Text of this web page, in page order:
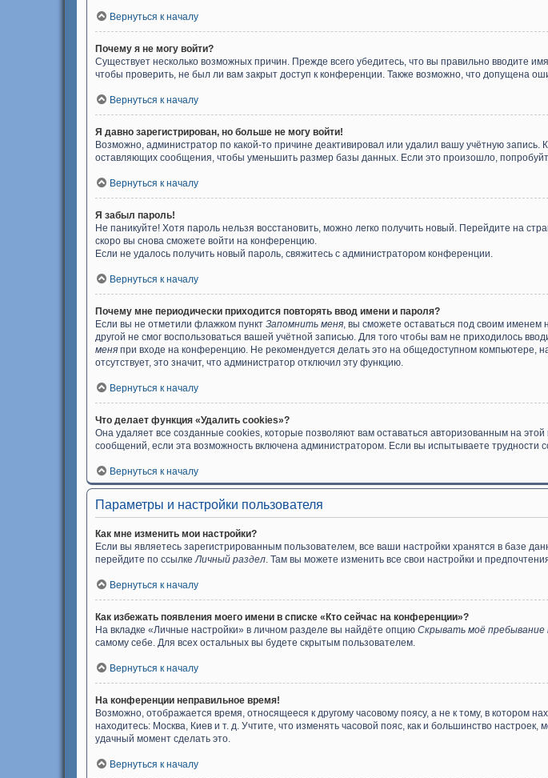
Вернуться к началу
Почему я не могу войти?
Существует несколько возможных причин. Прежде всего убедитесь, что вы правильно вводите
чтобы проверить, не был ли вам закрыт доступ к конференции. Также возможно, что допущена
Вернуться к началу
Я давно зарегистрирован, но больше не могу войти!
Возможно, администратор по какой-то причине деактивировал или удалил вашу учётную
оставляющих сообщения, чтобы уменьшить размер базы данных. Если это произошло, попробуйте
Вернуться к началу
Я забыл пароль!
Не паникуйте! Хотя пароль нельзя восстановить, можно легко получить новый. Перейдите на
скоро вы снова сможете войти на конференцию.
Если не удалось получить новый пароль, свяжитесь с администратором конференции.
Вернуться к началу
Почему мне периодически приходится повторять ввод имени и пароля?
Если вы не отметили флажком пункт Запомнить меня, вы сможете оставаться под своим именем
другой не смог воспользоваться вашей учётной записью. Для того чтобы вам не приходилось
меня при входе на конференцию. Не рекомендуется делать это на общедоступном компьютере,
отсутствует, это значит, что администратор отключил эту функцию.
Вернуться к началу
Что делает функция «Удалить cookies»?
Она удаляет все созданные cookies, которые позволяют вам оставаться авторизованным на
сообщений, если эта возможность включена администратором. Если вы испытываете
Вернуться к началу
Параметры и настройки пользователя
Как мне изменить мои настройки?
Если вы являетесь зарегистрированным пользователем, все ваши настройки хранятся в базе
перейдите по ссылкеЛичный раздел. Там вы можете изменить все свои настройки и
Вернуться к началу
Как избежать появления моего имени в списке «Кто сейчас на конференции»?
На вкладке «Личные настройки» в личном разделе вы найдёте опцию Скрывать моё пребывание
самому себе. Для всех остальных вы будете скрытым пользователем.
Вернуться к началу
На конференции неправильное время!
Возможно, отображается время, относящееся к другому часовому поясу, а не к тому, в котором
находитесь: Москва, Киев и т. д. Учтите, что изменять часовой пояс, как и большинство
удачный момент сделать это.
Вернуться к началу